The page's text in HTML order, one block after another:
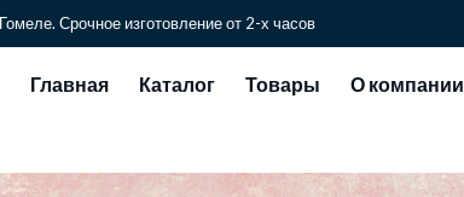
Срочное изготовление от 2-х часов
Главная Каталог Товары О компании